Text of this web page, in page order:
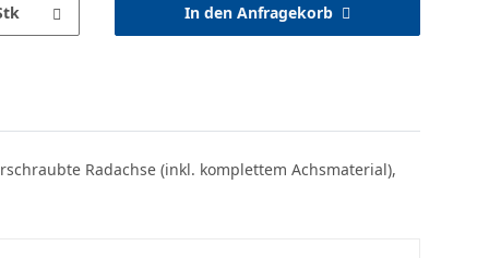
In den Anfragekorb
Radachse (inkl. komplettem Achsmaterial),